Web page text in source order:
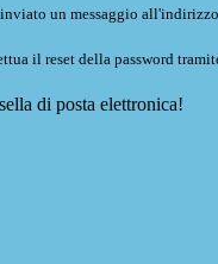
un messaggio
il reset della password
di posta elettronica!